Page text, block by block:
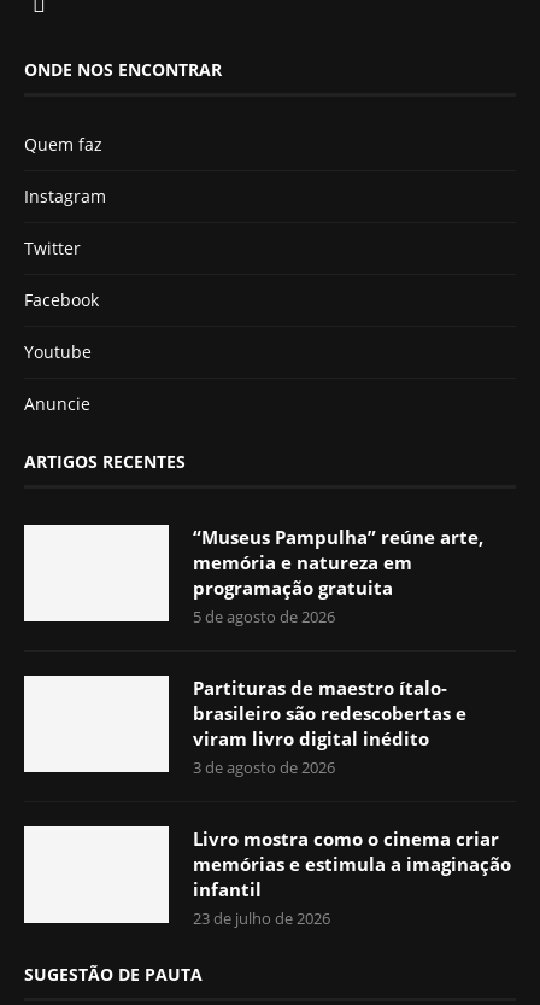
ONDE NOS ENCONTRAR
Quem faz
Instagram
Twitter
Facebook
Youtube
Anuncie
ARTIGOS RECENTES
“Museus Pampulha” reúne arte,
memória e natureza em
programação gratuita
5 de agosto de 2026
Partituras de maestro ítalo-
brasileiro são redescobertas e
viram livro digital inédito
3 de agosto de 2026
Livro mostra como o cinema criar
memórias e estimula a imaginação
infantil
23 de julho de 2026
SUGESTÃO DE PAUTA